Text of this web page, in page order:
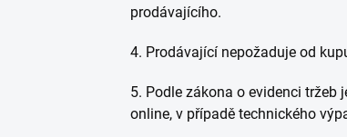
prodávajícího.
4. Prodávající nepožaduje od
5. Podle zákona o evidenci
online, v případě technického